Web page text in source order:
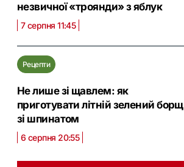
незвичної «троянди» з яблук
7 серпня 11:45
Рецепти
Не лише зі щавлем: як
приготувати літній зелений борщ
зі шпинатом
6 серпня 20:55